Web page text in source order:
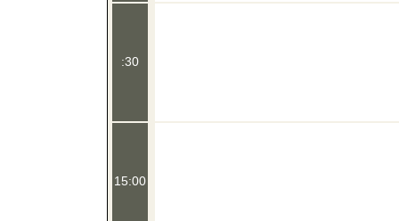
:30
15:00